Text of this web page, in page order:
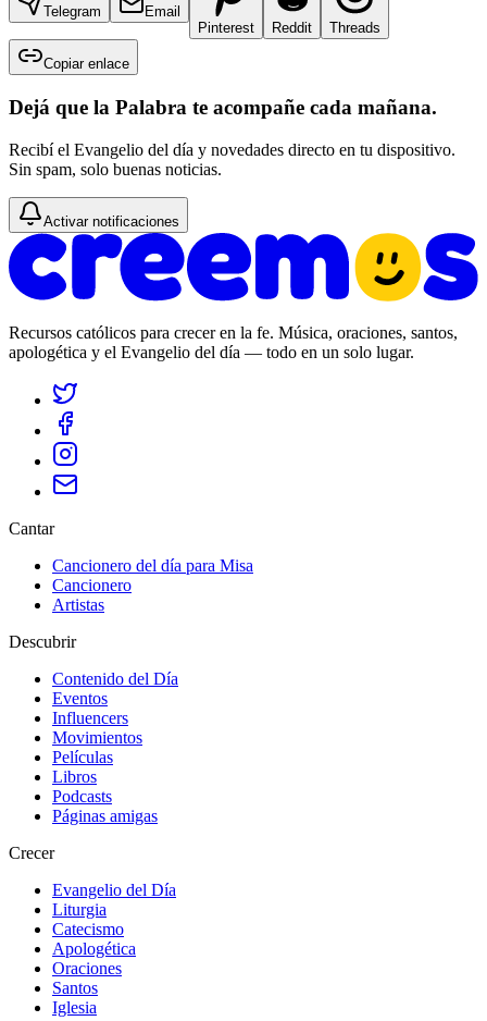
Telegram
Email
Pinterest
Reddit Threads
Copiar enlace
Dejá que la Palabra te acompañe cada mañana.
Recibí el Evangelio del día y novedades directo en tu dispositivo.
Sin spam, solo buenas noticias.
Activar notificaciones
Recursos católicos para crecer en la fe. Música, oraciones, santos,
apologética y el Evangelio del día — todo en un solo lugar.
Cantar
Cancionero del día para Misa
Cancionero
Artistas
Descubrir
Contenido del Día
Eventos
Influencers
Movimientos
Películas
Libros
Podcasts
Páginas amigas
Crecer
Evangelio del Día
Liturgia
Catecismo
Apologética
Oraciones
Santos
Iglesia